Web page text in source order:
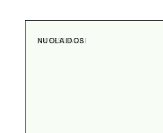
NUOLAIDOS
AKSESUARAI